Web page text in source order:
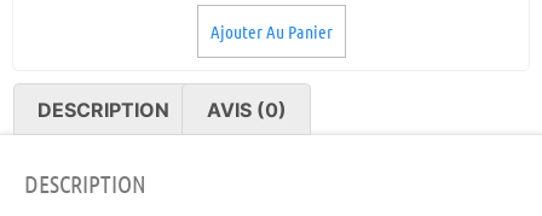
Ajouter Au Panier
DESCRIPTION AVIS (0)
DESCRIPTION